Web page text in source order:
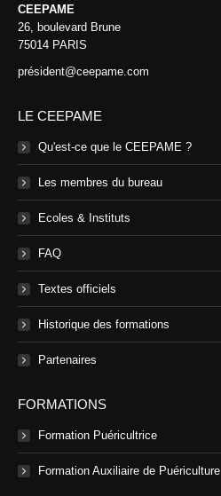
CEEPAME
26, boulevard Brune
75014 PARIS
président@ceepame.com
LE CEEPAME
Qu'est-ce que le CEEPAME ?
Les membres du bureau
Ecoles & Instituts
FAQ
Textes officiels
Historique des formations
Partenaires
FORMATIONS
Formation Puéricultrice
Formation Auxiliaire de Puériculture